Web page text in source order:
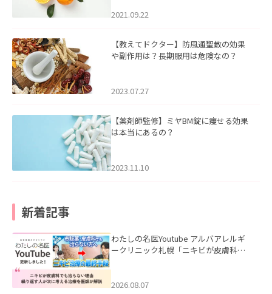
2021.09.22
【教えてドクター】防風通聖散の効果
や副作用は？長期服用は危険なの？
2023.07.27
【薬剤師監修】ミヤBM錠に痩せる効果
は本当にあるの？
2023.11.10
新着記事
わたしの名医Youtube アルバアレルギ
ークリニック札幌「ニキビが皮膚科で
ました。
2026.08.07